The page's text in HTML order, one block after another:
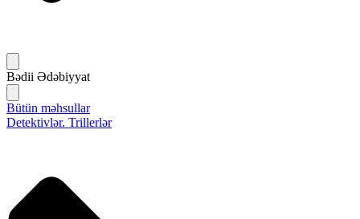
Bədii Ədəbiyyat
Bütün məhsullar
Detektivlər. Trillerlər